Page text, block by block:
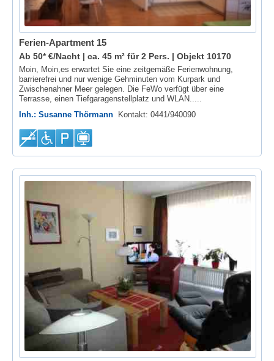
Ferien-Apartment 15
Ab 50* €/Nacht | ca. 45 m² für 2 Pers. | Objekt 10170
Moin, Moin,es erwartet Sie eine zeitgemäße Ferienwohnung,
barrierefrei und nur wenige Gehminuten vom Kurpark und
Zwischenahner Meer gelegen. Die FeWo verfügt über eine
Terrasse, einen Tiefgaragenstellplatz und WLAN.....
Inh.: Susanne Thörmann
Kontakt: 0441/940090